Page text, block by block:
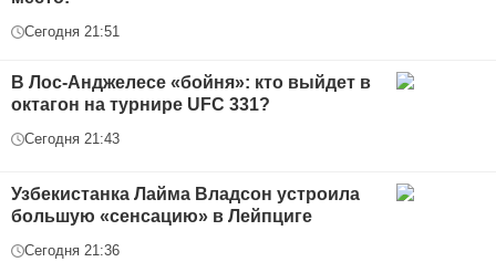
Сегодня 21:51
В Лос-Анджелесе «бойня»: кто выйдет в
октагон на турнире UFC 331?
Сегодня 21:43
Узбекистанка Лайма Владсон устроила
большую «сенсацию» в Лейпциге
Сегодня 21:36